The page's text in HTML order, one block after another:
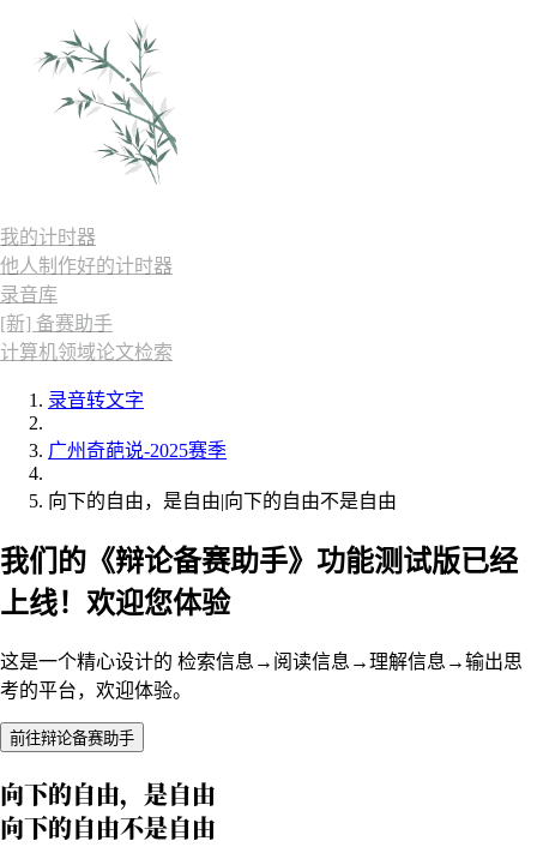
我的计时器
他人制作好的计时器
录音库
[新] 备赛助手
计算机领域论文检索
录音转文字
广州奇葩说-2025赛季
向下的自由，是自由|向下的自由不是自由
我们的《辩论备赛助手》功能测试版已经
上线！欢迎您体验
这是一个精心设计的 检索信息→阅读信息→理解信息→输出思
考的平台，欢迎体验。
前往辩论备赛助手
向下的自由，是自由
向下的自由不是自由